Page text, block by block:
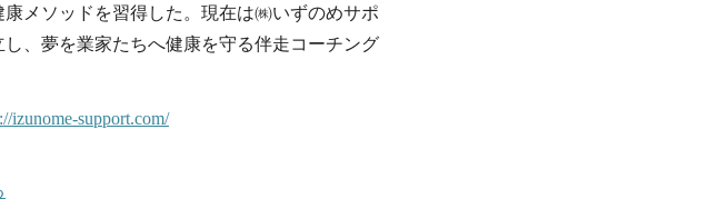
康メソッドを習得した。現在は㈱いずのめサポ
し、夢を業家たちへ健康を守る伴走コーチング
izunome-support.com/